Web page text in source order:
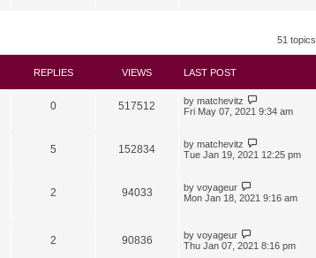
l
e
s
t
s
t
51 topics
REPLIES VIEWS LAST POST
0 517512 by matchevitz
Fri May 07, 2021 9:34 am
5 152834 by matchevitz
Tue Jan 19, 2021 12:25 pm
2 94033 by voyageur
Mon Jan 18, 2021 9:16 am
2 90836 by voyageur
Thu Jan 07, 2021 8:16 pm